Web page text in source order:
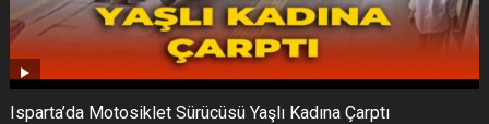
Isparta’da Motosiklet Sürücüsü Yaşlı Kadına Çarptı